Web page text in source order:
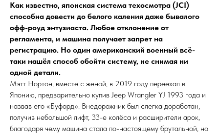
Как известно, японская система техосмотра (JCI)
способна довести до белого каления даже бывалого
офф-роуд энтузиаста. Любое отклонение от
регламента, и машина получает запрет на
регистрацию. Но один американский военный всё-
таки нашёл способ обойти систему, не снимая ни
одной детали.
Мэтт Нортон, вместе с женой, в 2019 году переехал в
Японию, предварительно купив Jeep Wrangler YJ 1993 года и
назвав его «Буфорд». Внедорожник был слегка доработан,
получив небольшой лифт, 33-е колёса и расширители арок,
благодаря чему машина стала по-настоящему брутальной, но